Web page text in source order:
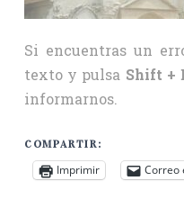
Si encuentras un
texto y pulsa Shift +
informarnos.
COMPARTIR:
Imprimir Correo